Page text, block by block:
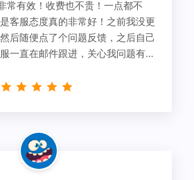
常有效！收费也不贵！一点都不
客服态度真的非常好！之前我没更
后随便点了个问题反馈，之后自己
一直在邮件跟进，关心我问题有没